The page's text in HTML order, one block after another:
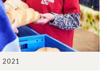
2021